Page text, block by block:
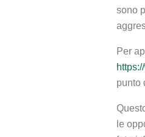
sono
Per
punto
le